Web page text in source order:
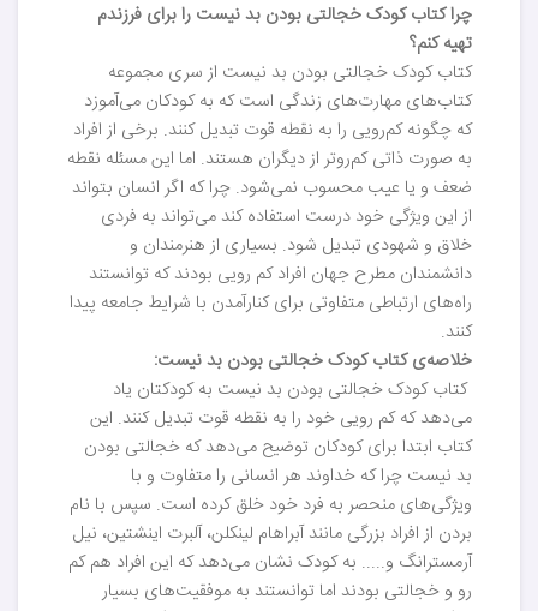
چرا کتاب کودک خجالتی بودن بد نیست را برای فرزندم
تهیه کنم؟
کتاب کودک خجالتی بودن بد نیست از سری مجموعه
کتاب‌های مهارت‌های زندگی است که به کودکان می‌آموزد
که چگونه کم‌رویی را به نقطه قوت تبدیل کنند. برخی از افراد
به صورت ذاتی کم‌روتر از دیگران هستند. اما این مسئله نقطه
ضعف و یا عیب محسوب نمی‌شود. چرا که اگر انسان بتواند
از این ویژگی خود درست استفاده کند می‌تواند به فردی
خلاق و شهودی تبدیل شود.‌ بسیاری از هنرمندان و
دانشمندان مطرح جهان افراد کم رویی بودند که توانستند
راه‌های ارتباطی متفاوتی برای کنارآمدن با شرایط جامعه پیدا
کنند.
خلاصه‌‌ی کتاب کودک خجالتی بودن بد نیست:
کتاب کودک خجالتی بودن بد نیست به کودکتان یاد
می‌دهد که کم رویی خود را به نقطه قوت تبدیل کنند. این
کتاب ابتدا برای کودکان توضیح می‌دهد که خجالتی بودن
بد نیست چرا که خداوند هر انسانی را متفاوت و با
ویژگی‌های منحصر به فرد خود خلق کرده است. سپس با نام
بردن از افراد بزرگی مانند آبراهام لینکلن، آلبرت اینشتین، نیل
آرمسترانگ و..... به کودک نشان می‌دهد که این افراد هم کم
رو و خجالتی بودند اما توانستند به موفقیت‌های بسیار